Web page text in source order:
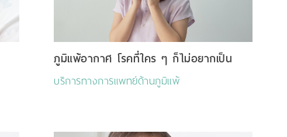
ภูมิแพ้อากาศ โรคที่ใคร ๆ ก็ไม่อยากเป็น
บริการทางการแพทย์ด้านภูมิแพ้